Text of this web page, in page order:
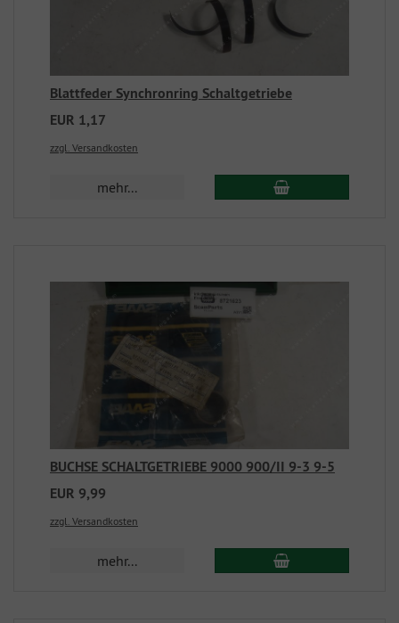
Blattfeder Synchronring Schaltgetriebe
EUR 1,17
zzgl. Versandkosten
mehr...
BUCHSE SCHALTGETRIEBE 9000 900/II 9-3 9-5
EUR 9,99
zzgl. Versandkosten
mehr...